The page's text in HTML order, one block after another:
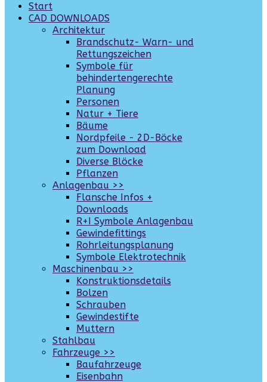
Start
CAD DOWNLOADS
Architektur
Brandschutz- Warn- und
Rettungszeichen
Symbole für
behindertengerechte
Planung
Personen
Natur + Tiere
Bäume
Nordpfeile - 2D-Böcke
zum Download
Diverse Blöcke
Pflanzen
Anlagenbau >>
Flansche Infos +
Downloads
R+I Symbole Anlagenbau
Gewindefittings
Rohrleitungsplanung
Symbole Elektrotechnik
Maschinenbau >>
Konstruktionsdetails
Bolzen
Schrauben
Gewindestifte
Muttern
Stahlbau
Fahrzeuge >>
Baufahrzeuge
Eisenbahn